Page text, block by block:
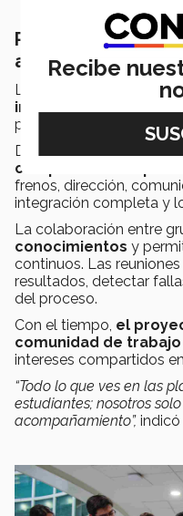
Participación de
académica
La iniciativa se mantiene
incorporación continua
preparatoria,
Dependiendo del nivel,
componentes
frenos, dirección,
integración completa y
La colaboración entre
conocimientos y
continuos. Las
resultados, detectar
del proceso.
Con el tiempo, el
comunidad de trabajo
intereses compartidos
“Todo lo que ves en las
estudiantes; nosotros
acompañamiento”, indicó
Recibe